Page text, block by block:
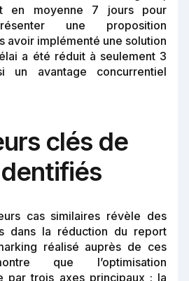
en moyenne 7 jours pour
une proposition
avoir implémenté une solution
a été réduit à seulement 3
un avantage concurrentiel
clés de
cas similaires révèle des
dans la réduction du report
réalisé auprès de ces
que l’optimisation
par trois axes principaux : la